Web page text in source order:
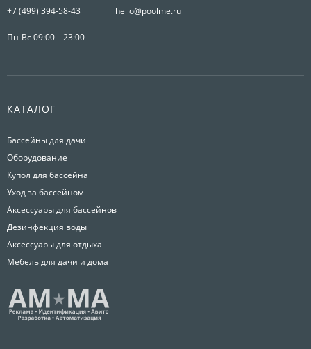
+7 (499) 394-58-43 hello@poolme.ru
Пн-Вс 09:00—23:00
КАТАЛОГ
Бассейны для дачи
Оборудование
Купол для бассейна
Уход за бассейном
Аксессуары для бассейнов
Дезинфекция воды
Аксессуары для отдыха
Мебель для дачи и дома